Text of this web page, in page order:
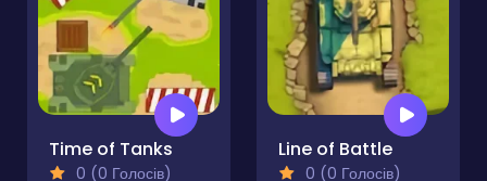
Time of Tanks
0 (0 Голосів)
Line of Battle
0 (0 Голосів)